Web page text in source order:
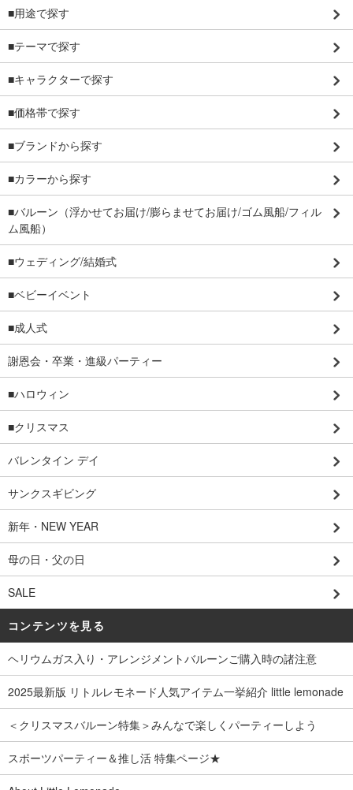
■用途で探す
■テーマで探す
■キャラクターで探す
■価格帯で探す
■ブランドから探す
■カラーから探す
■バルーン（浮かせてお届け/膨らませてお届け/ゴム風船/フィル
ム風船）
■ウェディング/結婚式
■ベビーイベント
■成人式
謝恩会・卒業・進級パーティー
■ハロウィン
■クリスマス
バレンタイン デイ
サンクスギビング
新年・NEW YEAR
母の日・父の日
SALE
コンテンツを見る
ヘリウムガス入り・アレンジメントバルーンご購入時の諸注意
2025最新版 リトルレモネード人気アイテム一挙紹介 little lemonade
＜クリスマスバルーン特集＞みんなで楽しくパーティーしよう
スポーツパーティー＆推し活 特集ページ★